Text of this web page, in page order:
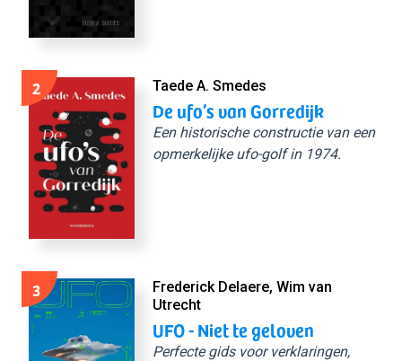
2 Taede A. Smedes
De ufo’s van Gorredijk
Een historische constructie van een
opmerkelijke ufo-golf in 1974.
3
Frederick Delaere, Wim van
Utrecht
UFO - Niet te geloven
Perfecte gids voor verklaringen,